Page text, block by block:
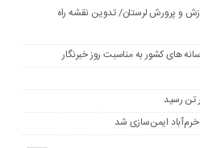
و پرورش لرستان/ تدوین نقشه راه
های کشور به مناسبت روز خبرنگار
خرم‌آباد ایمن‌سازی شد